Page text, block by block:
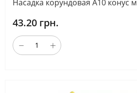
Насадка корундовая А10 конус
43.20 грн.